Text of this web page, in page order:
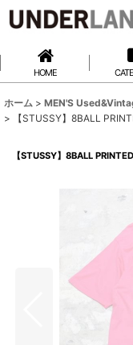
HOME
ホーム > MEN'S
>
【STUSSY】8BALL
【STUSSY】8BALL